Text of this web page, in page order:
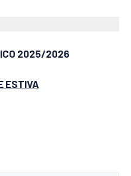
2025/2026
ESTIVA